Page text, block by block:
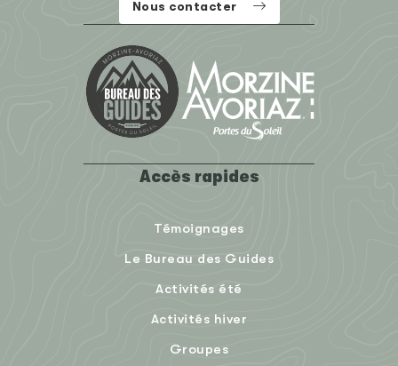
Nous contacter
Accès rapides
Témoignages
Le Bureau des Guides
Activités été
Activités hiver
Groupes